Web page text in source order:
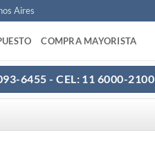
Aires
COMPRA MAYORISTA
6455 - CEL: 11 6000-2100